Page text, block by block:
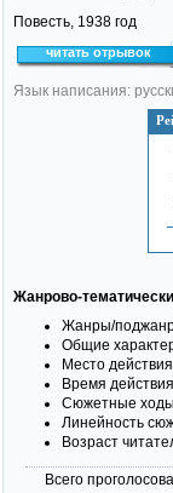
Повесть, 1938 год
читать отрывок
Язык написания:
Жанрово-
Жанры/
Общие
Место
Время
Сюжетные
Линейность
Возраст
Всего